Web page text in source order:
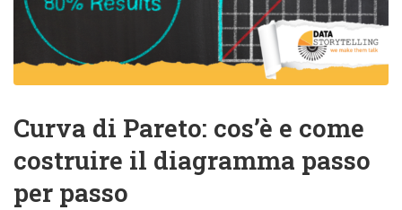
Curva di Pareto: cos’è e come
costruire il diagramma passo
per passo